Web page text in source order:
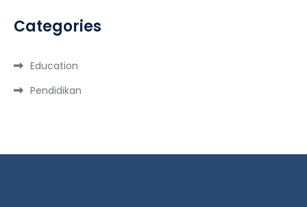
Categories
Education
Pendidikan